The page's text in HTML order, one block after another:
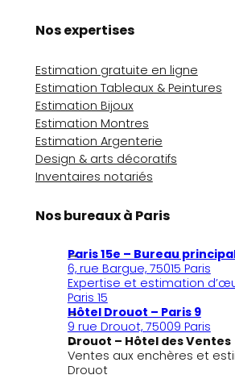
Nos expertises
Estimation gratuite en ligne
Estimation Tableaux & Peintures
Estimation Bijoux
Estimation Montres
Estimation Argenterie
Design & arts décoratifs
Inventaires notariés
Nos bureaux à Paris
Paris 15e – Bureau
6, rue Bargue, 75015 Paris
Expertise et estimation
Paris 15
Hôtel Drouot – Paris 9
9 rue Drouot, 75009 Paris
Drouot – Hôtel des Ventes
Ventes aux enchères et
Drouot